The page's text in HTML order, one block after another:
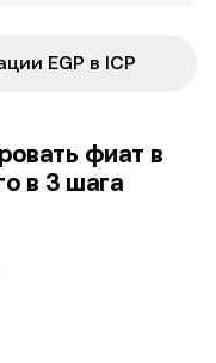
EGP в ICP
фиат в
в 3 шага